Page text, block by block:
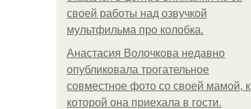
своей работы над озвучкой
мультфильма про колобка.
Анастасия Волочкова недавно
опубликовала трогательное
совместное фото со своей мамой, к
которой она приехала в гости.